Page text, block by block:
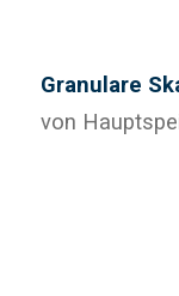
Granulare
von